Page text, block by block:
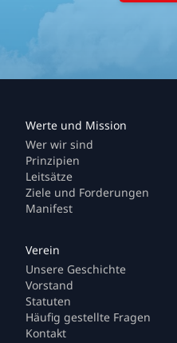
Wer wir sind
Prinzipien
Leitsätze
Ziele und Forderungen
Manifest
Unsere Geschichte
Vorstand
Statuten
Häufig gestellte Fragen
Kontakt